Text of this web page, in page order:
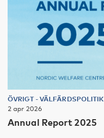
ÖVRIGT-VÄLFÄRDSPOLITIK
2 apr 2026
Annual Report 2025